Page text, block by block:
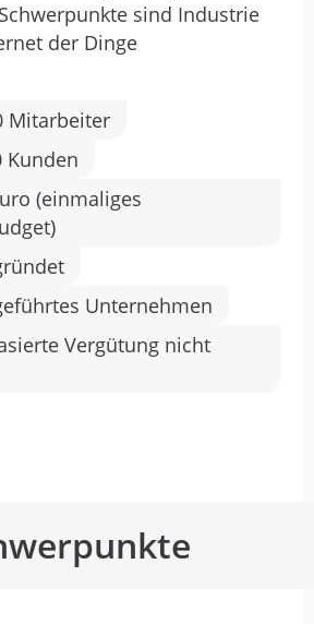
sind Industrie
der Dinge
Mitarbeiter
Kunden
(einmaliges
Unternehmen
Vergütung nicht